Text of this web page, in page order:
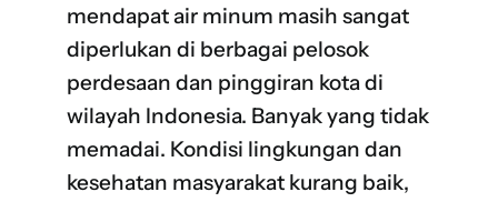
mendapat air minum masih sangat
diperlukan di berbagai pelosok
perdesaan dan pinggiran kota di
wilayah Indonesia. Banyak yang tidak
memadai. Kondisi lingkungan dan
kesehatan masyarakat kurang baik,